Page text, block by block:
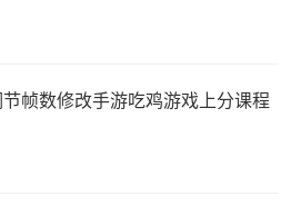
帧数修改手游吃鸡游戏上分课程